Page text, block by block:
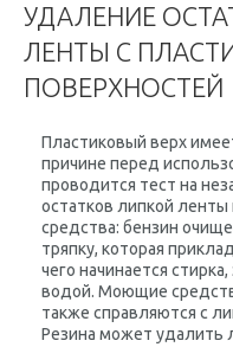
УДАЛЕНИЕ
ЛЕНТЫ С
ПОВЕРХНОСТЕЙ
Пластиковый верх
причине перед
проводится тест на
остатков липкой
средства: бензин
тряпку, которая
чего начинается
водой. Моющие
также справляются с
Резина может удалить